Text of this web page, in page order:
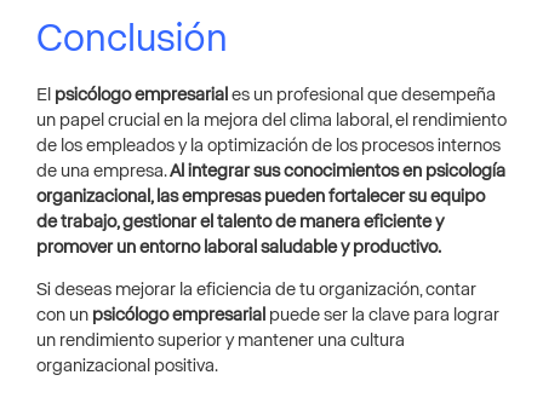
Conclusión
El psicólogo empresarial es un profesional que desempeña
un papel crucial en la mejora del clima laboral, el rendimiento
de los empleados y la optimización de los procesos internos
de una empresa.Al integrar sus conocimientos en psicología
organizacional, las empresas pueden fortalecer su equipo
de trabajo, gestionar el talento de manera eficiente y
promover un entorno laboral saludable y productivo.
Si deseas mejorar la eficiencia de tu organización, contar
con un psicólogo empresarial puede ser la clave para lograr
un rendimiento superior y mantener una cultura
organizacional positiva.